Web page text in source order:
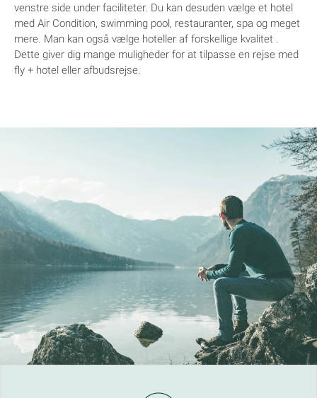
venstre side under faciliteter. Du kan desuden vælge et hotel
med Air Condition, swimming pool, restauranter, spa og meget
mere. Man kan også vælge hoteller af forskellige kvalitet .
Dette giver dig mange muligheder for at tilpasse en rejse med
fly + hotel eller afbudsrejse.